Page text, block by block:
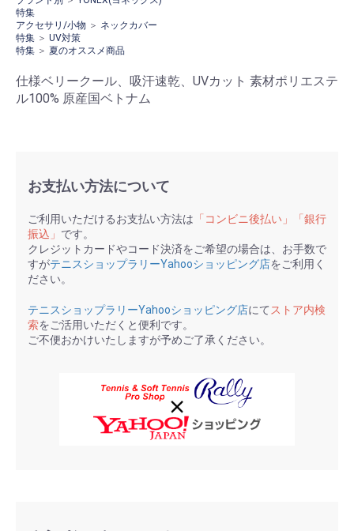
特集
アクセサリ/小物 ＞ ネックカバー
特集 ＞ UV対策
特集 ＞ 夏のオススメ商品
仕様ベリークール、吸汗速乾、UVカット 素材ポリエステ
ル100% 原産国ベトナム
お支払い方法について
ご利用いただけるお支払い方法は 「コンビニ後払い」「銀行
振込」 です。
クレジットカードやコード決済をご希望の場合は、お手数で
すがテニスショップラリーYahooショッピング店をご利用く
ださい。
テニスショップラリーYahooショッピング店にて ストア内検
索をご活用いただくと便利です。
ご不便おかけいたしますが予めご了承ください。